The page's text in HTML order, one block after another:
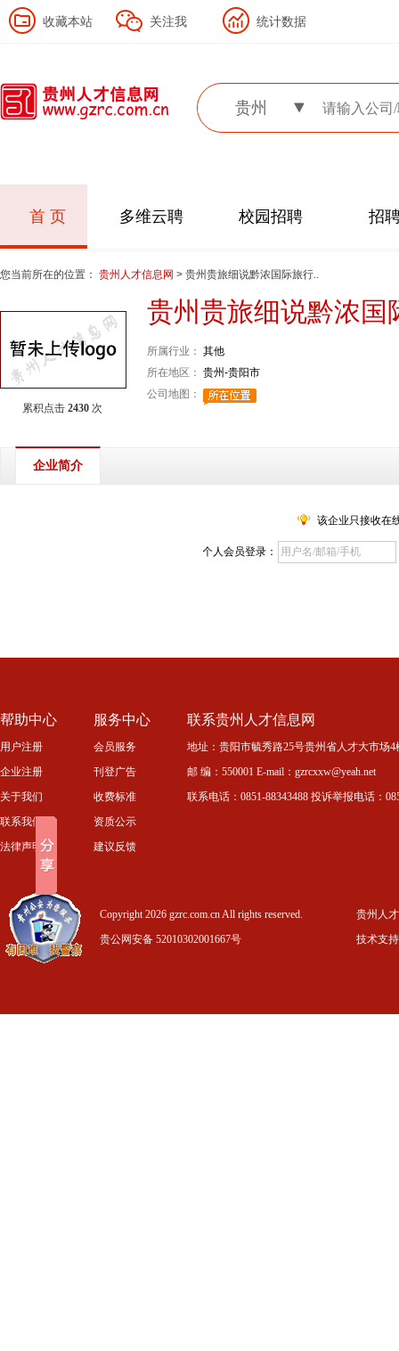
收藏本站 关注我 统计数据
贵州
首 页 多维云聘 校园招聘 招
您当前所在的位置： 贵州人才信息网 > 贵州贵旅细说黔浓国际旅行..
累积点击 2430 次
贵州贵旅细说黔浓国
所属行业： 其他
所在地区： 贵州-贵阳市
公司地图：
企业简介
该企业只接收在
个人会员登录：
帮助中心
用户注册
企业注册
关于我们
联系我们
法律声明
服务中心
会员服务
刊登广告
收费标准
资质公示
建议反馈
联系贵州人才信息网
地址：贵阳市毓秀路25号贵州省人才大市场
邮 编：550001 E-mail：gzrcxxw@yeah.net
联系电话：0851-88343488 投诉举报电话：
Copyright 2026 gzrc.com.cn All rights reserved.
贵公网安备 52010302001667号
贵州人
技术支